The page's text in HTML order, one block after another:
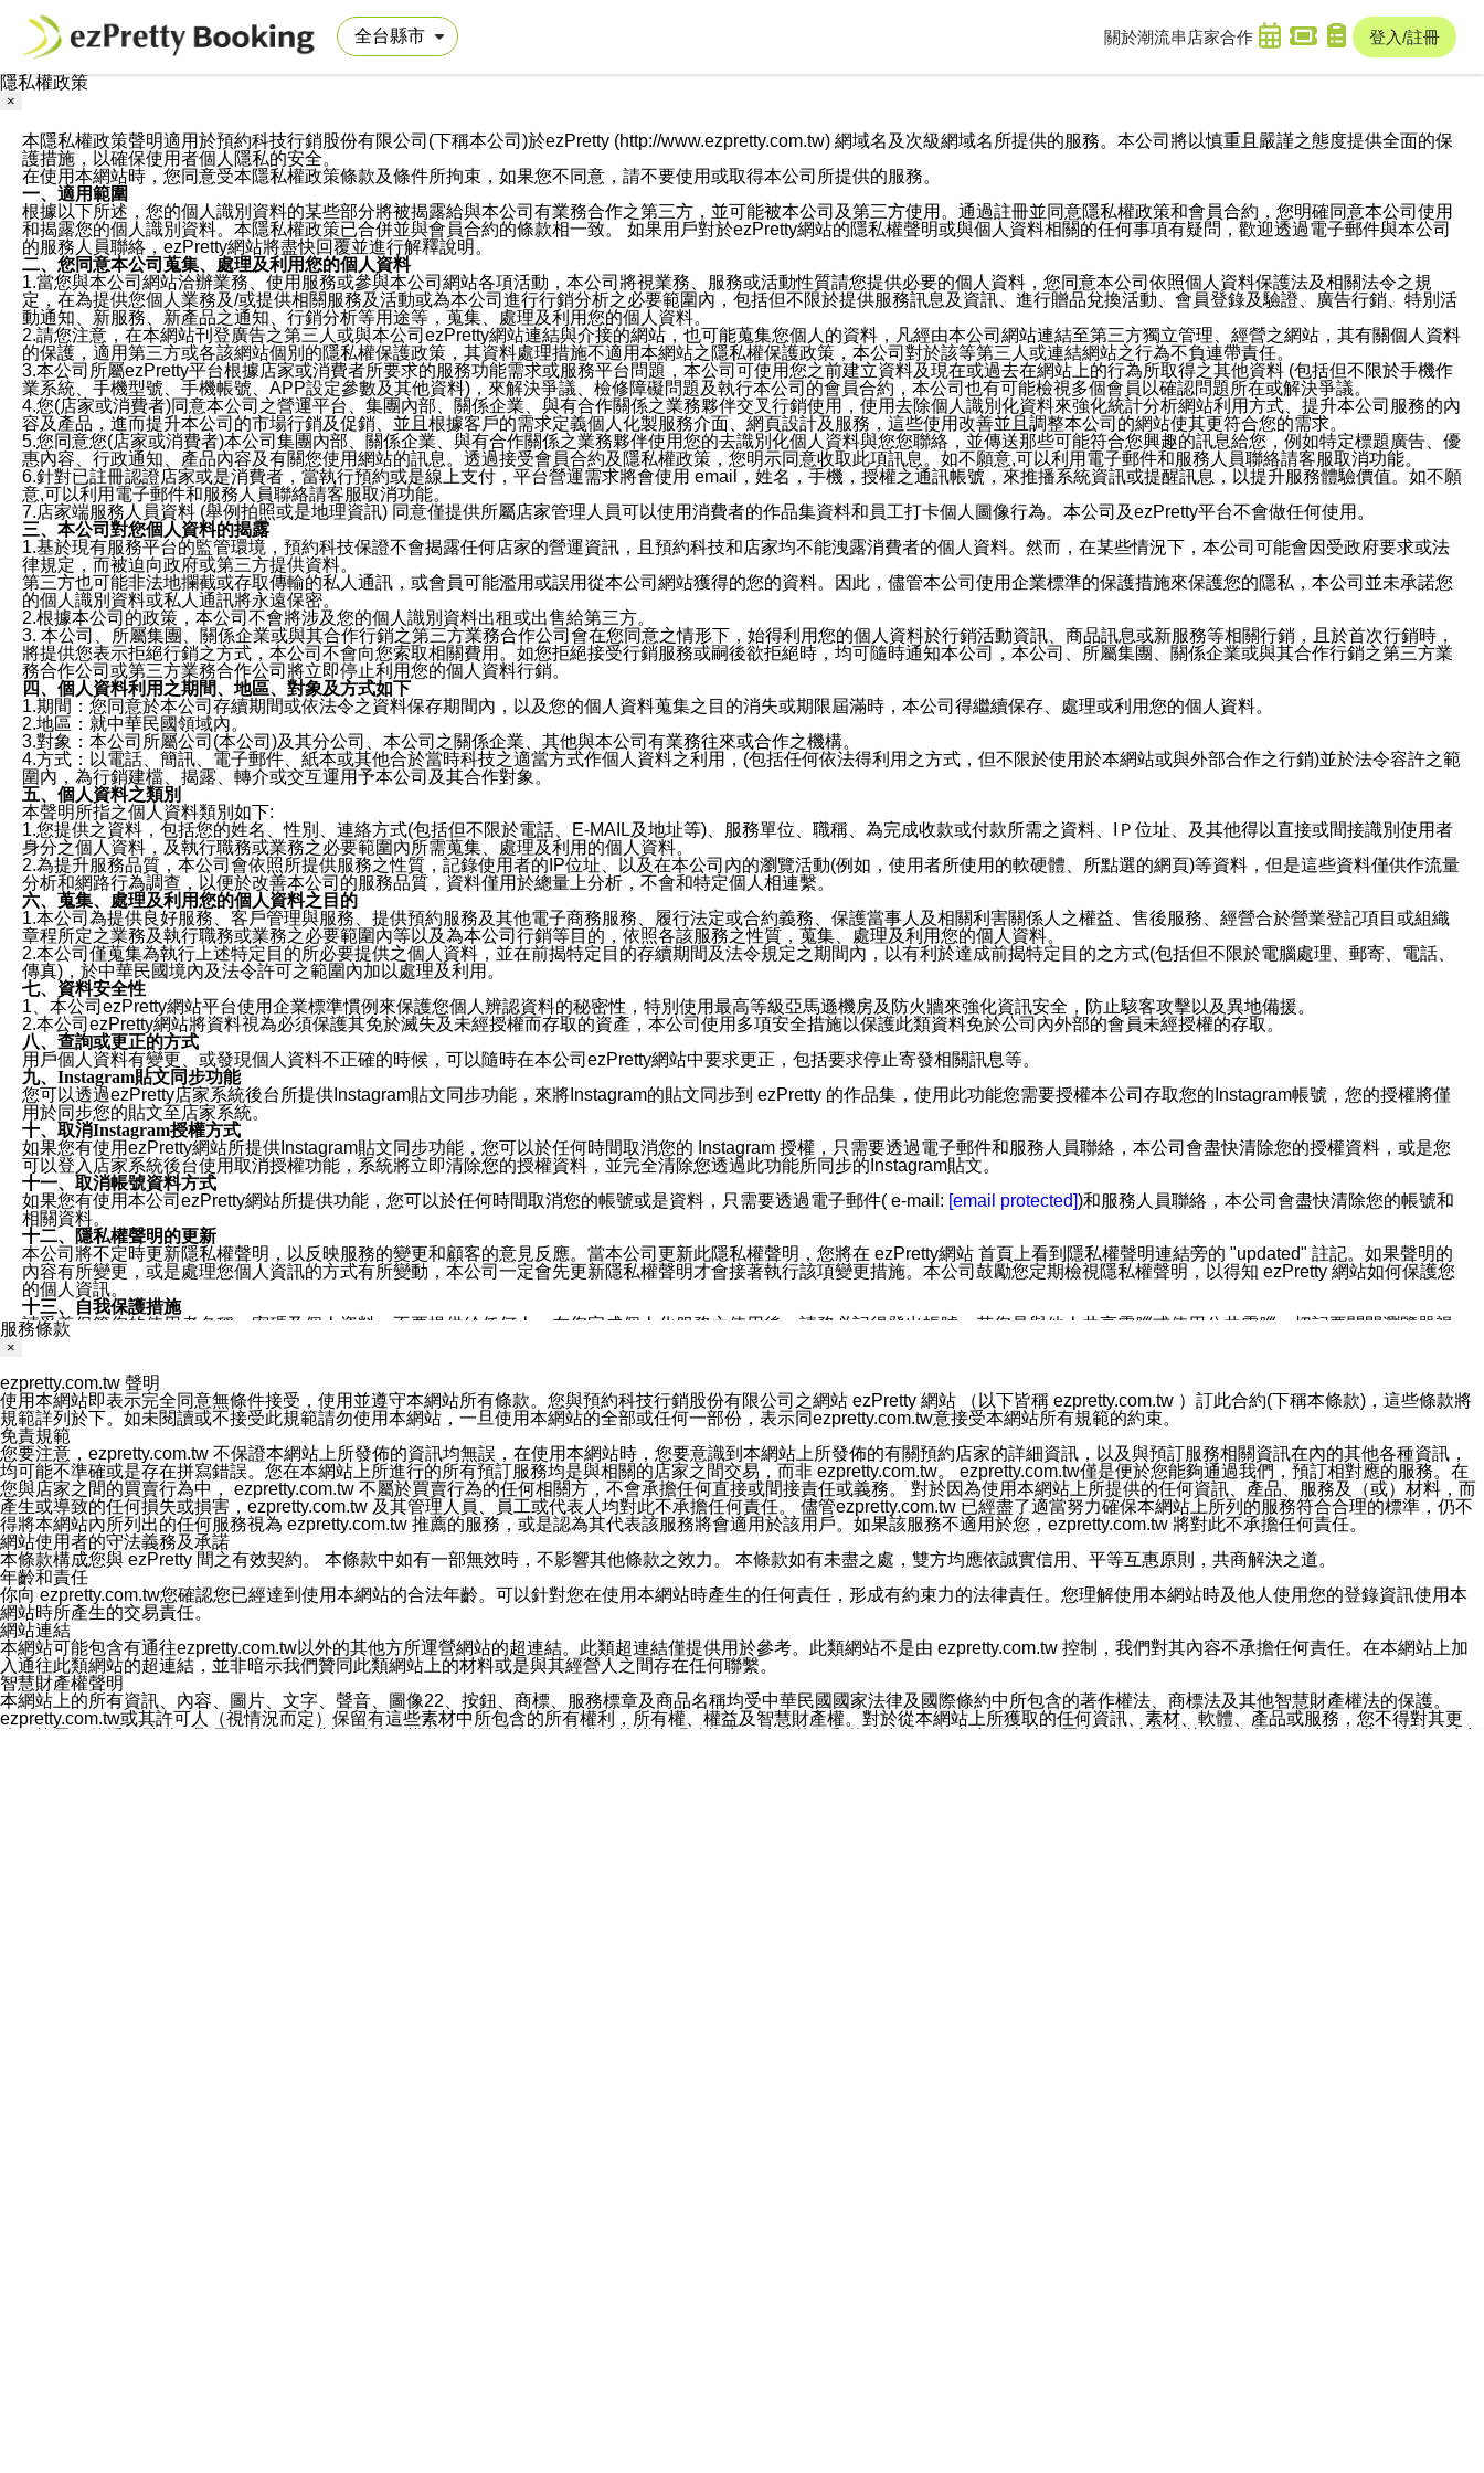
關於潮流串 店家合作 登入/註冊
隱私權政策
×
本隱私權政策聲明適用於預約科技行銷股份有限公司(下稱本公司)於ezPretty (http://www.ezpretty.com.tw) 網域名及次級網域名所提供的服務。本公司將以慎重且嚴謹之態度提供全面的保
護措施，以確保使用者個人隱私的安全。
在使用本網站時，您同意受本隱私權政策條款及條件所拘束，如果您不同意，請不要使用或取得本公司所提供的服務。
一、適用範圍
根據以下所述，您的個人識別資料的某些部分將被揭露給與本公司有業務合作之第三方，並可能被本公司及第三方使用。通過註冊並同意隱私權政策和會員合約，您明確同意本公司使用
和揭露您的個人識別資料。本隱私權政策已合併並與會員合約的條款相一致。 如果用戶對於ezPretty網站的隱私權聲明或與個人資料相關的任何事項有疑問，歡迎透過電子郵件與本公司
的服務人員聯絡，ezPretty網站將盡快回覆並進行解釋說明。
二、您同意本公司蒐集、處理及利用您的個人資料
1.當您與本公司網站洽辦業務、使用服務或參與本公司網站各項活動，本公司將視業務、服務或活動性質請您提供必要的個人資料，您同意本公司依照個人資料保護法及相關法令之規
定，在為提供您個人業務及/或提供相關服務及活動或為本公司進行行銷分析之必要範圍內，包括但不限於提供服務訊息及資訊、進行贈品兌換活動、會員登錄及驗證、廣告行銷、特別活
動通知、新服務、新產品之通知、行銷分析等用途等，蒐集、處理及利用您的個人資料。
2.請您注意，在本網站刊登廣告之第三人或與本公司ezPretty網站連結與介接的網站，也可能蒐集您個人的資料，凡經由本公司網站連結至第三方獨立管理、經營之網站，其有關個人資料
的保護，適用第三方或各該網站個別的隱私權保護政策，其資料處理措施不適用本網站之隱私權保護政策，本公司對於該等第三人或連結網站之行為不負連帶責任。
3.本公司所屬ezPretty平台根據店家或消費者所要求的服務功能需求或服務平台問題，本公司可使用您之前建立資料及現在或過去在網站上的行為所取得之其他資料 (包括但不限於手機作
業系統、手機型號、手機帳號、APP設定參數及其他資料)，來解決爭議、檢修障礙問題及執行本公司的會員合約，本公司也有可能檢視多個會員以確認問題所在或解決爭議。
4.您(店家或消費者)同意本公司之營運平台、集團內部、關係企業、與有合作關係之業務夥伴交叉行銷使用，使用去除個人識別化資料來強化統計分析網站利用方式、提升本公司服務的內
容及產品，進而提升本公司的市場行銷及促銷、並且根據客戶的需求定義個人化製服務介面、網頁設計及服務，這些使用改善並且調整本公司的網站使其更符合您的需求。
5.您同意您(店家或消費者)本公司集團內部、關係企業、與有合作關係之業務夥伴使用您的去識別化個人資料與您您聯絡，並傳送那些可能符合您興趣的訊息給您，例如特定標題廣告、優
惠內容、行政通知、產品內容及有關您使用網站的訊息。透過接受會員合約及隱私權政策，您明示同意收取此項訊息。如不願意,可以利用電子郵件和服務人員聯絡請客服取消功能。
6.針對已註冊認證店家或是消費者，當執行預約或是線上支付，平台營運需求將會使用 email，姓名，手機，授權之通訊帳號，來推播系統資訊或提醒訊息，以提升服務體驗價值。如不願
意,可以利用電子郵件和服務人員聯絡請客服取消功能。
7.店家端服務人員資料 (舉例拍照或是地理資訊) 同意僅提供所屬店家管理人員可以使用消費者的作品集資料和員工打卡個人圖像行為。本公司及ezPretty平台不會做任何使用。
三、本公司對您個人資料的揭露
1.基於現有服務平台的監管環境，預約科技保證不會揭露任何店家的營運資訊，且預約科技和店家均不能洩露消費者的個人資料。然而，在某些情況下，本公司可能會因受政府要求或法
律規定，而被迫向政府或第三方提供資料。
第三方也可能非法地攔截或存取傳輸的私人通訊，或會員可能濫用或誤用從本公司網站獲得的您的資料。因此，儘管本公司使用企業標準的保護措施來保護您的隱私，本公司並未承諾您
的個人識別資料或私人通訊將永遠保密。
2.根據本公司的政策，本公司不會將涉及您的個人識別資料出租或出售給第三方。
3. 本公司、所屬集團、關係企業或與其合作行銷之第三方業務合作公司會在您同意之情形下，始得利用您的個人資料於行銷活動資訊、商品訊息或新服務等相關行銷，且於首次行銷時，
將提供您表示拒絕行銷之方式，本公司不會向您索取相關費用。如您拒絕接受行銷服務或嗣後欲拒絕時，均可隨時通知本公司，本公司、所屬集團、關係企業或與其合作行銷之第三方業
務合作公司或第三方業務合作公司將立即停止利用您的個人資料行銷。
四、個人資料利用之期間、地區、對象及方式如下
1.期間：您同意於本公司存續期間或依法令之資料保存期間內，以及您的個人資料蒐集之目的消失或期限屆滿時，本公司得繼續保存、處理或利用您的個人資料。
2.地區：就中華民國領域內。
3.對象：本公司所屬公司(本公司)及其分公司、本公司之關係企業、其他與本公司有業務往來或合作之機構。
4.方式：以電話、簡訊、電子郵件、紙本或其他合於當時科技之適當方式作個人資料之利用，(包括任何依法得利用之方式，但不限於使用於本網站或與外部合作之行銷)並於法令容許之範
圍內，為行銷建檔、揭露、轉介或交互運用予本公司及其合作對象。
五、個人資料之類別
本聲明所指之個人資料類別如下:
1.您提供之資料，包括您的姓名、性別、連絡方式(包括但不限於電話、E-MAIL及地址等)、服務單位、職稱、為完成收款或付款所需之資料、IＰ位址、及其他得以直接或間接識別使用者
身分之個人資料，及執行職務或業務之必要範圍內所需蒐集、處理及利用的個人資料。
2.為提升服務品質，本公司會依照所提供服務之性質，記錄使用者的IP位址、以及在本公司內的瀏覽活動(例如，使用者所使用的軟硬體、所點選的網頁)等資料，但是這些資料僅供作流量
分析和網路行為調查，以便於改善本公司的服務品質，資料僅用於總量上分析，不會和特定個人相連繫。
六、蒐集、處理及利用您的個人資料之目的
1.本公司為提供良好服務、客戶管理與服務、提供預約服務及其他電子商務服務、履行法定或合約義務、保護當事人及相關利害關係人之權益、售後服務、經營合於營業登記項目或組織
章程所定之業務及執行職務或業務之必要範圍內等以及為本公司行銷等目的，依照各該服務之性質，蒐集、處理及利用您的個人資料。
2.本公司僅蒐集為執行上述特定目的所必要提供之個人資料，並在前揭特定目的存續期間及法令規定之期間內，以有利於達成前揭特定目的之方式(包括但不限於電腦處理、郵寄、電話、
傳真)，於中華民國境內及法令許可之範圍內加以處理及利用。
七、資料安全性
1、本公司ezPretty網站平台使用企業標準慣例來保護您個人辨認資料的秘密性，特別使用最高等級亞馬遜機房及防火牆來強化資訊安全，防止駭客攻擊以及異地備援。
2.本公司ezPretty網站將資料視為必須保護其免於滅失及未經授權而存取的資產，本公司使用多項安全措施以保護此類資料免於公司內外部的會員未經授權的存取。
八、查詢或更正的方式
用戶個人資料有變更、或發現個人資料不正確的時候，可以隨時在本公司ezPretty網站中要求更正，包括要求停止寄發相關訊息等。
九、Instagram貼文同步功能
您可以透過ezPretty店家系統後台所提供Instagram貼文同步功能，來將Instagram的貼文同步到 ezPretty 的作品集，使用此功能您需要授權本公司存取您的Instagram帳號，您的授權將僅
用於同步您的貼文至店家系統。
十、取消Instagram授權方式
如果您有使用ezPretty網站所提供Instagram貼文同步功能，您可以於任何時間取消您的 Instagram 授權，只需要透過電子郵件和服務人員聯絡，本公司會盡快清除您的授權資料，或是您
可以登入店家系統後台使用取消授權功能，系統將立即清除您的授權資料，並完全清除您透過此功能所同步的Instagram貼文。
十一、取消帳號資料方式
如果您有使用本公司ezPretty網站所提供功能，您可以於任何時間取消您的帳號或是資料，只需要透過電子郵件( e-mail: [email protected])和服務人員聯絡，本公司會盡快清除您的帳號和
相關資料。
十二、隱私權聲明的更新
本公司將不定時更新隱私權聲明，以反映服務的變更和顧客的意見反應。當本公司更新此隱私權聲明，您將在 ezPretty網站 首頁上看到隱私權聲明連結旁的 "updated" 註記。如果聲明的
內容有所變更，或是處理您個人資訊的方式有所變動，本公司一定會先更新隱私權聲明才會接著執行該項變更措施。本公司鼓勵您定期檢視隱私權聲明，以得知 ezPretty 網站如何保護您
的個人資訊。
十三、自我保護措施
請妥善保管您的使用者名稱、密碼及個人資料，不要提供給任何人。在您完成個人化服務之使用後，請務必記得登出帳號。若您是與他人共享電腦或使用公共電腦，切記要關閉瀏覽器視
窗，以防止他人讀取您的個人資料、信件或進入所機關管理區。
您同意本公司網站，透過您所提供的郵件地址與您取得聯絡並傳送或宣傳本網站各項服務之資料或電子郵件供您參考。您能依照該資料或電子郵件所指示之方法、說明或功能連結，隨時
停止接收這些資料或電子郵件。
十五、訊息通知
本公司/本服務將以通知型訊息傳送重要訊息給您。即使未加入本公司/本服務好友，您仍可接收到通知型訊息。
本公司/本服務傳送之通知型訊息以對您有效且重要的訊息為限，以廣告或其他目的的訊息皆不會被傳送。滿足以下三個條件者，將可收到通知型訊息。
1.LINE 帳號設定的電話號碼與本公司/本服務所傳來的電話號碼比對相符。
2.該 LINE 帳號已在 LINE APP 設定中，同意接收通知型訊息。
3.LINE 帳號未封鎖傳送訊息之 LINE 官方帳號。
欲變更通知型訊息的設定，操作如下：
1.點選「主頁」＞「設定」
2.點選「隱私設定」
3.點選「提供使用資料」
4.點選「LINE通知型訊息」
5.開關「接收LINE通知型訊息」
❗️關閉「接收通知型訊息」後，將不會接收到來自任何企業官方帳號或認證官方帳號的通知型訊息。
服務條款
×
ezpretty.com.tw 聲明
使用本網站即表示完全同意無條件接受，使用並遵守本網站所有條款。您與預約科技行銷股份有限公司之網站 ezPretty 網站 （以下皆稱 ezpretty.com.tw ）訂此合約(下稱本條款)，這些條款將
規範詳列於下。如未閱讀或不接受此規範請勿使用本網站，一旦使用本網站的全部或任何一部份，表示同ezpretty.com.tw意接受本網站所有規範的約束。
免責規範
您要注意，ezpretty.com.tw 不保證本網站上所發佈的資訊均無誤，在使用本網站時，您要意識到本網站上所發佈的有關預約店家的詳細資訊，以及與預訂服務相關資訊在內的其他各種資訊，
均可能不準確或是存在拼寫錯誤。您在本網站上所進行的所有預訂服務均是與相關的店家之間交易，而非 ezpretty.com.tw。 ezpretty.com.tw僅是便於您能夠通過我們，預訂相對應的服務。在
您與店家之間的買賣行為中， ezpretty.com.tw 不屬於買賣行為的任何相關方，不會承擔任何直接或間接責任或義務。 對於因為使用本網站上所提供的任何資訊、產品、服務及（或）材料，而
產生或導致的任何損失或損害，ezpretty.com.tw 及其管理人員、員工或代表人均對此不承擔任何責任。 儘管ezpretty.com.tw 已經盡了適當努力確保本網站上所列的服務符合合理的標準，仍不
得將本網站內所列出的任何服務視為 ezpretty.com.tw 推薦的服務，或是認為其代表該服務將會適用於該用戶。如果該服務不適用於您，ezpretty.com.tw 將對此不承擔任何責任。
網站使用者的守法義務及承諾
本條款構成您與 ezPretty 間之有效契約。 本條款中如有一部無效時，不影響其他條款之效力。 本條款如有未盡之處，雙方均應依誠實信用、平等互惠原則，共商解決之道。
年齡和責任
你向 ezpretty.com.tw您確認您已經達到使用本網站的合法年齡。可以針對您在使用本網站時產生的任何責任，形成有約束力的法律責任。您理解使用本網站時及他人使用您的登錄資訊使用本
網站時所產生的交易責任。
網站連結
本網站可能包含有通往ezpretty.com.tw以外的其他方所運營網站的超連結。此類超連結僅提供用於參考。此類網站不是由 ezpretty.com.tw 控制，我們對其內容不承擔任何責任。在本網站上加
入通往此類網站的超連結，並非暗示我們贊同此類網站上的材料或是與其經營人之間存在任何聯繫。
智慧財產權聲明
本網站上的所有資訊、內容、圖片、文字、聲音、圖像22、按鈕、商標、服務標章及商品名稱均受中華民國國家法律及國際條約中所包含的著作權法、商標法及其他智慧財產權法的保護。
ezpretty.com.tw或其許可人（視情況而定）保留有這些素材中所包含的所有權利，所有權、權益及智慧財產權。對於從本網站上所獲取的任何資訊、素材、軟體、產品或服務，您不得對其更